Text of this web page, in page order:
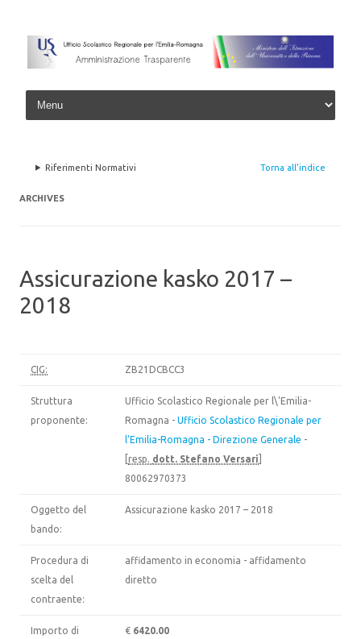
Skip to content
Torna all'indice
Riferimenti Normativi
ARCHIVES
Assicurazione kasko 2017 –
2018
CIG: ZB21DCBCC3
Struttura
proponente:
Ufficio Scolastico Regionale per l\'Emilia-
Romagna - Ufficio Scolastico Regionale per
l'Emilia-Romagna - Direzione Generale -
resp. dott. Stefano Versari
80062970373
Oggetto del
bando:
Assicurazione kasko 2017 – 2018
Procedura di
scelta del
contraente:
affidamento in economia - affidamento
diretto
Importo di
€ 6420.00